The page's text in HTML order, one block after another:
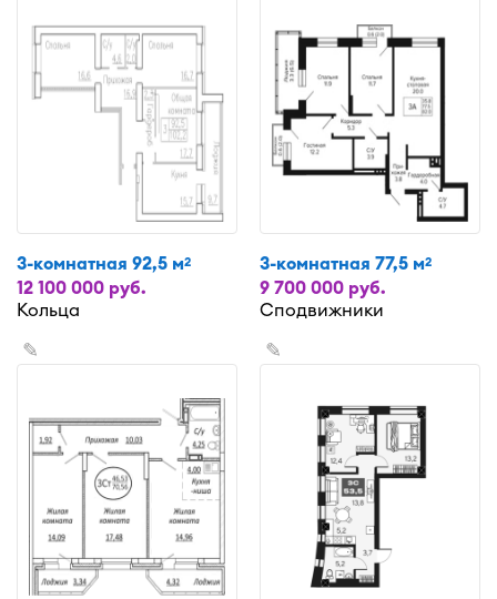
3-комнатная 92,5 м2
12 100 000 руб.
Кольца
3-комнатная 77,5 м2
9 700 000 руб.
Сподвижники
✎ ✎